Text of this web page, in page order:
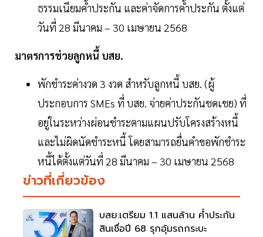
ธรรมเนียมค้ำประกัน และค่าจัดการค้ำประกัน ตั้งแต่
วันที่ 28 มีนาคม – 30 เมษายน 2568
มาตรการช่วยลูกหนี้ บสย.
พักชำระค่างวด 3 งวด สำหรับลูกหนี้ บสย. (ผู้
ประกอบการ SMEs ที่ บสย. จ่ายค่าประกันชดเชย) ที่
อยู่ในระหว่างผ่อนชำระตามแผนปรับโครงสร้างหนี้
และไม่ผิดนัดชำระหนี้ โดยสามารถยื่นคำขอพักชำระ
หนี้ได้ตั้งแต่วันที่ 28 มีนาคม – 30 เมษายน 2568
ข่าวที่เกี่ยวข้อง
บสย.เตรียม 1.1 แสนล้าน ค้ำประกัน
สินเชื่อปี 68 รุกอุ้มรถกระบะ